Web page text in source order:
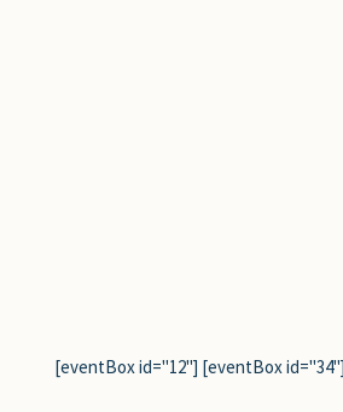
[eventBox id="12"] [eventBox id="34"]